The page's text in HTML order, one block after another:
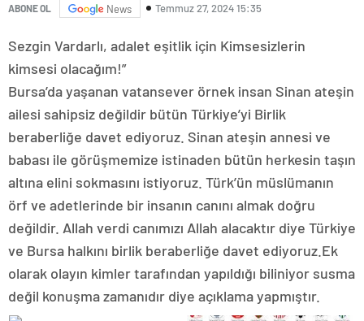
ABONE OL News Temmuz 27, 2024 15:35
Sezgin Vardarlı, adalet eşitlik için Kimsesizlerin
kimsesi olacağım!”
Bursa’da yaşanan vatansever örnek insan Sinan ateşin
ailesi sahipsiz değildir bütün Türkiye’yi Birlik
beraberliğe davet ediyoruz. Sinan ateşin annesi ve
babası ile görüşmemize istinaden bütün herkesin taşın
altına elini sokmasını istiyoruz. Türk’ün müslümanın
örf ve adetlerinde bir insanın canını almak doğru
değildir. Allah verdi canımızı Allah alacaktır diye Türkiye
ve Bursa halkını birlik beraberliğe davet ediyoruz.Ek
olarak olayın kimler tarafından yapıldığı biliniyor susma
değil konuşma zamanıdır diye açıklama yapmıştır.